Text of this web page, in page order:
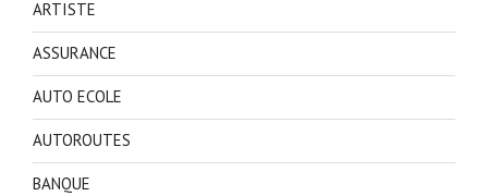
ARTISTE
ASSURANCE
AUTO ECOLE
AUTOROUTES
BANQUE